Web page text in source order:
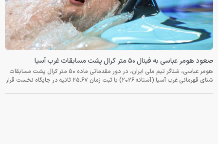
صعود هومر عباسی به فینال ۵۰ متر کرال پشت مسابقات غرب آسیا
هومر عباسی، شناگر تیم ملی ایران، در دور مقدماتی ماده ۵۰ متر کرال پشت مسابقات
شنای قهرمانی غرب آسیا (آستانه ۲۰۲۶) با ثبت زمان ۲۵.۶۷ ثانیه در جایگاه نخست قرار